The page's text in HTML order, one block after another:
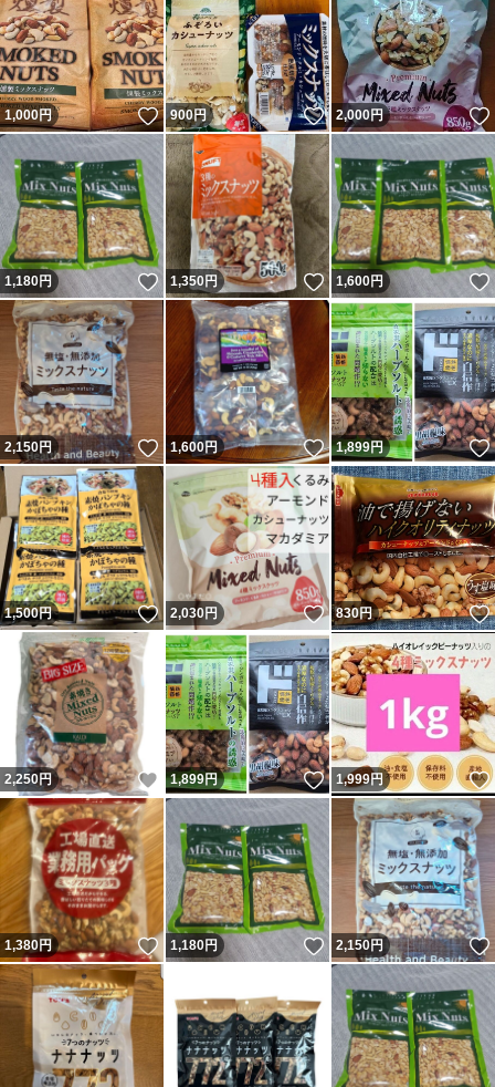
1,000円 いいね！
900円 いいね！
2,000円
1,180円 いいね！
1,350円 いいね！
1,600円
2,150円 いいね！
1,600円 いいね！
1,899円
1,500円 いいね！
2,030円 いいね！
830円
2,250円 いいね！
1,899円 いいね！
1,999円
1,380円 いいね！
1,180円 いいね！
2,150円